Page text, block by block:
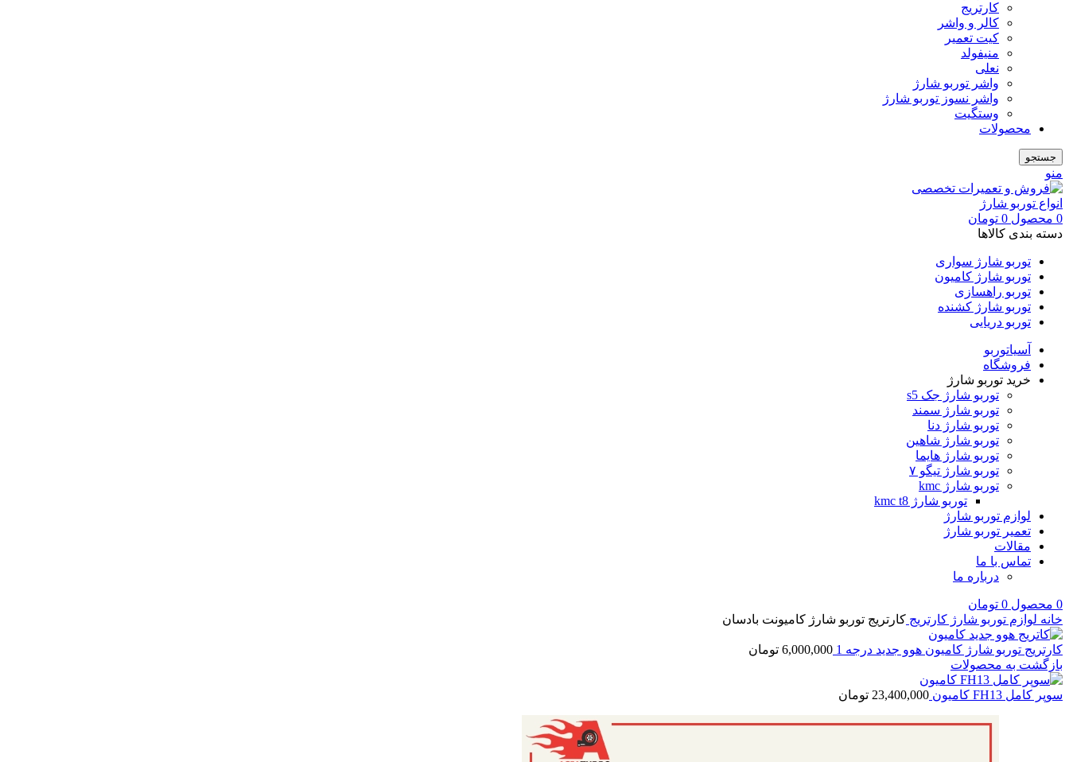
کارتریج
کالر و واشر
کیت تعمیر
منیفولد
نعلی
واشر توربو شارژ
واشر نسوز توربو شارژ
وستگیت
محصولات
جستجو
منو
0 محصول 0 تومان
دسته بندی کالاها
توربو شارژ سواری
توربو شارژ کامیون
توربو راهسازی
توربو شارژ کشنده
توربو دریایی
آسیاتوربو
فروشگاه
خرید توربو شارژ
توربو شارژ جک s5
توربو شارژ سمند
توربو شارژ دنا
توربو شارژ شاهین
توربو شارژ هایما
توربو شارژ تیگو ۷
توربو شارژ kmc
توربو شارژ kmc t8
لوازم توربو شارژ
تعمیر توربو شارژ
مقالات
تماس با ما
درباره ما
0 محصول 0 تومان
خانه لوازم توربو شارژ کارتریج کارتریج توربو شارژ کامیونت بادسان
کارتریج توربو شارژ کامیون هوو جدید درجه 1 6,000,000 تومان
بازگشت به محصولات
سوپر کامل FH13 کامیون 23,400,000 تومان